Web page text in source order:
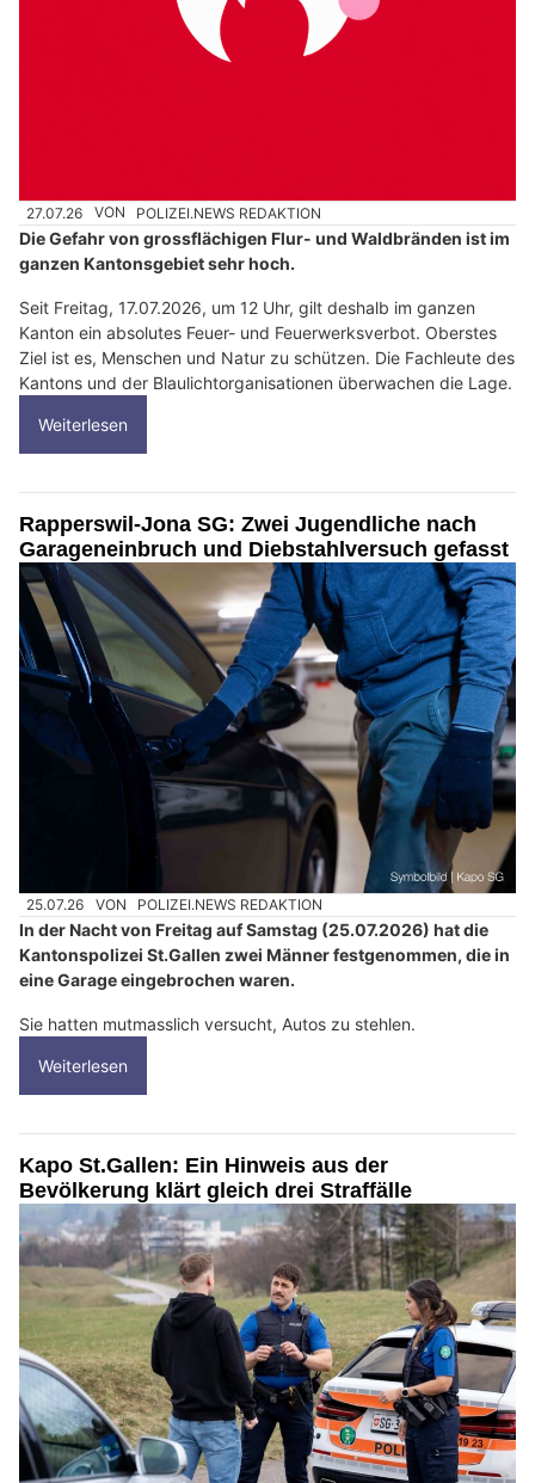
27.07.26 VON POLIZEI.NEWS REDAKTION
Die Gefahr von grossflächigen Flur- und Waldbränden ist im
ganzen Kantonsgebiet sehr hoch.
Seit Freitag, 17.07.2026, um 12 Uhr, gilt deshalb im ganzen
Kanton ein absolutes Feuer- und Feuerwerksverbot. Oberstes
Ziel ist es, Menschen und Natur zu schützen. Die Fachleute des
Kantons und der Blaulichtorganisationen überwachen die Lage.
Weiterlesen
Rapperswil-Jona SG: Zwei Jugendliche nach
Garageneinbruch und Diebstahlversuch gefasst
25.07.26 VON POLIZEI.NEWS REDAKTION
In der Nacht von Freitag auf Samstag (25.07.2026) hat die
Kantonspolizei St.Gallen zwei Männer festgenommen, die in
eine Garage eingebrochen waren.
Sie hatten mutmasslich versucht, Autos zu stehlen.
Weiterlesen
Kapo St.Gallen: Ein Hinweis aus der
Bevölkerung klärt gleich drei Straffälle